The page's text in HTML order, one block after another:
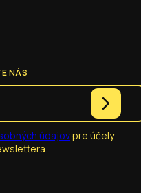
NÁS
údajovpre účely